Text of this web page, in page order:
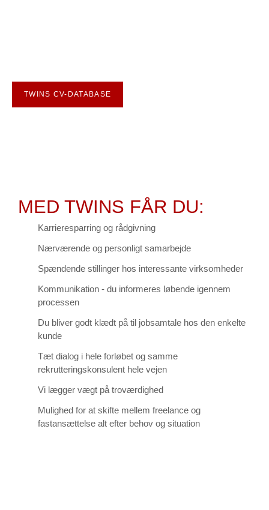
TWINS CV-DATABASE
MED TWINS FÅR DU:
Karrieresparring og rådgivning
Nærværende og personligt samarbejde
Spændende stillinger hos interessante virksomheder
Kommunikation - du informeres løbende igennem
processen
Du bliver godt klædt på til jobsamtale hos den enkelte
kunde
Tæt dialog i hele forløbet og samme
rekrutteringskonsulent hele vejen
Vi lægger vægt på troværdighed
Mulighed for at skifte mellem freelance og
fastansættelse alt efter behov og situation